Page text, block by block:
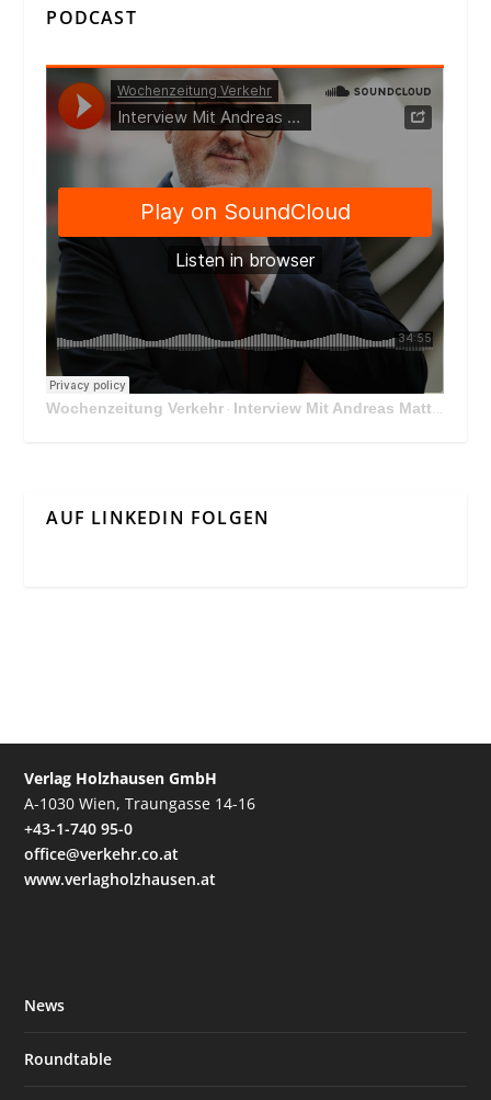
PODCAST
Wochenzeitung Verkehr · Interview Mit Andreas Matthä, CEO der ÖBB Holding
AUF LINKEDIN FOLGEN
Verlag Holzhausen GmbH
A-1030 Wien, Traungasse 14-16
+43-1-740 95-0
office@verkehr.co.at
www.verlagholzhausen.at
News
Roundtable